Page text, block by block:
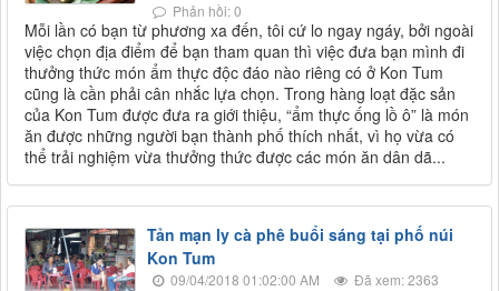
Phản hồi: 0
​Mỗi lần có bạn từ phương xa đến, tôi cứ lo ngay ngáy, bởi ngoài
việc chọn địa điểm để bạn tham quan thì việc đưa bạn mình đi
thưởng thức món ẩm thực độc đáo nào riêng có ở Kon Tum
cũng là cần phải cân nhắc lựa chọn. Trong hàng loạt đặc sản
của Kon Tum được đưa ra giới thiệu, “ẩm thực ống lồ ô” là món
ăn được những người bạn thành phố thích nhất, vì họ vừa có
thể trải nghiệm vừa thưởng thức được các món ăn dân dã...
Tản mạn ly cà phê buổi sáng tại phố núi
Kon Tum
09/04/2018 01:02:00 AM
Đã xem: 2363